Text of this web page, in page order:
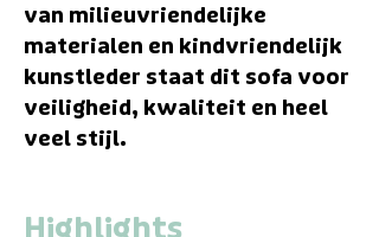
van milieuvriendelijke
materialen en kindvriendelijk
kunstleder staat dit sofa voor
veiligheid, kwaliteit en heel
veel stijl.